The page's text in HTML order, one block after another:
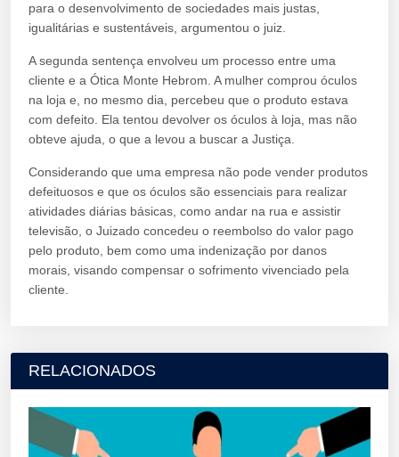
para o desenvolvimento de sociedades mais justas,
igualitárias e sustentáveis, argumentou o juiz.
A segunda sentença envolveu um processo entre uma
cliente e a Ótica Monte Hebrom. A mulher comprou óculos
na loja e, no mesmo dia, percebeu que o produto estava
com defeito. Ela tentou devolver os óculos à loja, mas não
obteve ajuda, o que a levou a buscar a Justiça.
Considerando que uma empresa não pode vender produtos
defeituosos e que os óculos são essenciais para realizar
atividades diárias básicas, como andar na rua e assistir
televisão, o Juizado concedeu o reembolso do valor pago
pelo produto, bem como uma indenização por danos
morais, visando compensar o sofrimento vivenciado pela
cliente.
RELACIONADOS